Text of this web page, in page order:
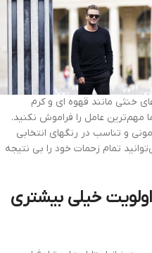
خنثی مانند قهوه ای و کرم
مهم‌ترین عامل را فراموش نکنید.
و تناسب در رنگهای انتخابی
تمام زحمات خود را بی نتیجه
خیلی بیشتری